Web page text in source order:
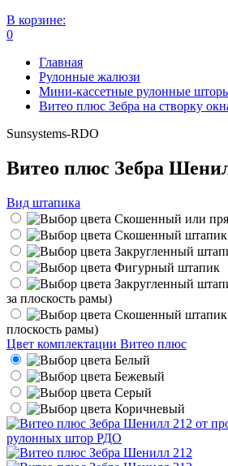
В корзине:
0
Главная
Рулонные жалюзи
Мини-кассетные рулонные
Витео плюс Зебра на створку
Sunsystems-RDO
Витео плюс Зебра
Вид штапика
Скошенный или
Скошенный штапик
Закругленный
Фигурный штапик
Закругленный
за плоскость рамы)
Скошенный штапик
плоскость рамы)
Цвет комплектации Витео плюс
Белый
Бежевый
Серый
Коричневый